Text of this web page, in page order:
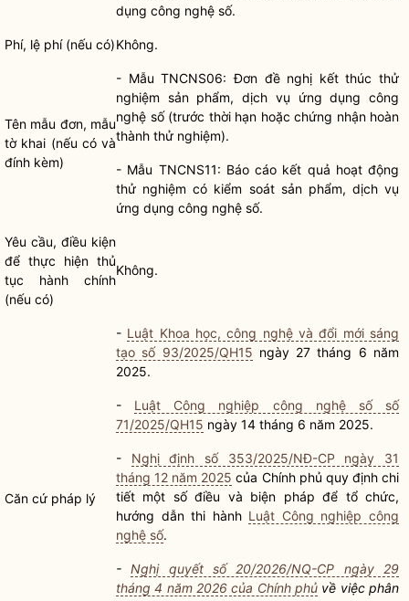
dụng công nghệ số.
Phí, lệ phí (nếu có)Không.
Tên mẫu đơn, mẫu
tờ khai (nếu có và
đính kèm)
- Mẫu TNCNS06: Đơn đề nghị kết thúc thử
nghiệm sản phẩm, dịch vụ ứng dụng công
nghệ số (trước thời hạn hoặc chứng nhận hoàn
thành thử nghiệm).
- Mẫu TNCNS11: Báo cáo kết quả hoạt động
thử nghiệm có kiểm soát sản phẩm, dịch vụ
ứng dụng công nghệ số.
Yêu cầu, điều kiện
để thực hiện thủ
tục hành chính
(nếu có)
Không.
Căn cứ pháp lý
- Luật Khoa học, công nghệ và đổi mới sáng
tạo số 93/2025/QH15 ngày 27 tháng 6 năm
2025.
- Luật Công nghiệp công nghệ số số
71/2025/QH15 ngày 14 tháng 6 năm 2025.
- Nghị định số 353/2025/NĐ-CP ngày 31
tháng 12 năm 2025 của Chính phủ quy định chi
tiết một số điều và biện pháp để tổ chức,
hướng dẫn thi hành Luật Công nghiệp công
nghệ số.
-Nghị quyết số 20/2026/NQ-CP ngày 29
tháng 4 năm 2026 của Chính phủ về việc phân